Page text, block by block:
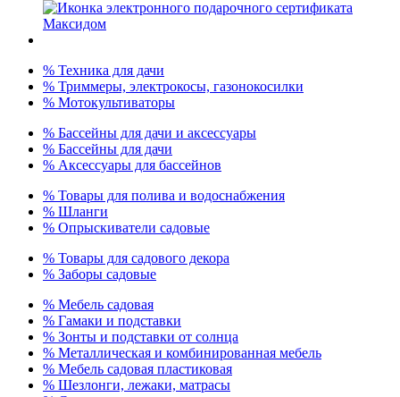
% Техника для дачи
% Триммеры, электрокосы, газонокосилки
% Мотокультиваторы
% Бассейны для дачи и аксессуары
% Бассейны для дачи
% Аксессуары для бассейнов
% Товары для полива и водоснабжения
% Шланги
% Опрыскиватели садовые
% Товары для садового декора
% Заборы садовые
% Мебель садовая
% Гамаки и подставки
% Зонты и подставки от солнца
% Металлическая и комбинированная мебель
% Мебель садовая пластиковая
% Шезлонги, лежаки, матрасы